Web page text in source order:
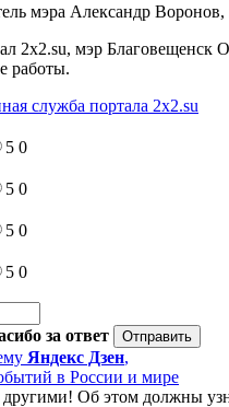
мэра Александр
2х2.su, мэр Благовещенск
работы.
служба портала 2x2.su
5 0
5 0
5 0
5 0
за ответ
Яндекс Дзен,
в России и мире
Об этом должны